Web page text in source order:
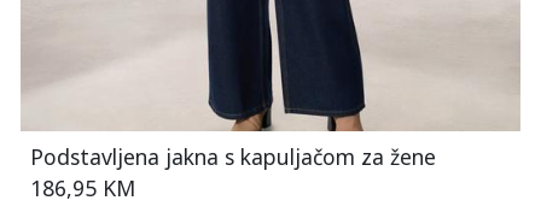
Podstavljena jakna s kapuljačom za žene
186,95 KM